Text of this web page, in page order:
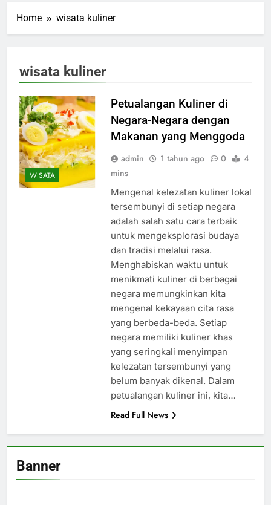
Home wisata kuliner
wisata kuliner
WISATA
Petualangan Kuliner di
Negara-Negara dengan
Makanan yang Menggoda
admin 1 tahun ago 0
4
mins
Mengenal kelezatan kuliner lokal
tersembunyi di setiap negara
adalah salah satu cara terbaik
untuk mengeksplorasi budaya
dan tradisi melalui rasa.
Menghabiskan waktu untuk
menikmati kuliner di berbagai
negara memungkinkan kita
mengenal kekayaan cita rasa
yang berbeda-beda. Setiap
negara memiliki kuliner khas
yang seringkali menyimpan
kelezatan tersembunyi yang
belum banyak dikenal. Dalam
petualangan kuliner ini, kita…
Read Full News
Banner